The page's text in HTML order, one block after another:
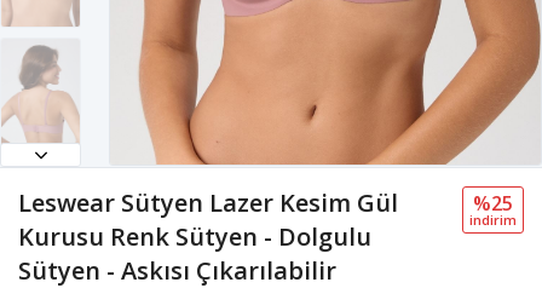
Leswear Sütyen Lazer Kesim Gül
Kurusu Renk Sütyen - Dolgulu
Sütyen - Askısı Çıkarılabilir
%25
i̇ndi̇ri̇m